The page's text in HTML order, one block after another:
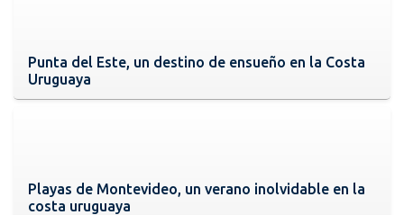
Punta del Este, un destino de ensueño en la Costa
Uruguaya
Playas de Montevideo, un verano inolvidable en la
costa uruguaya